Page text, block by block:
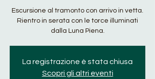
Escursione al tramonto con arrivo in vetta.
Rientro in serata con le torce illuminati
dalla Luna Piena.
La registrazione è stata chiusa
Scopri gli altri eventi